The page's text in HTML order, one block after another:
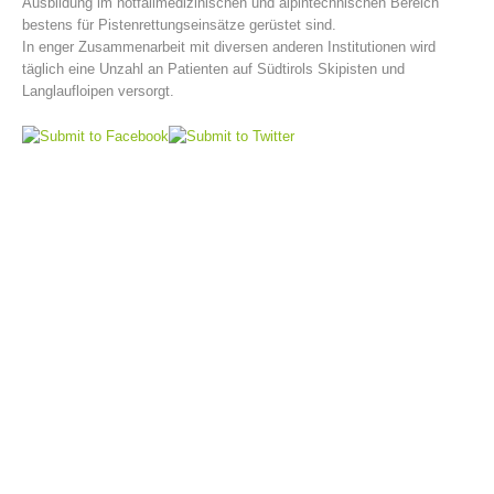
bestens für Pistenrettungseinsätze gerüstet sind.
In enger Zusammenarbeit mit diversen anderen Institutionen wird
täglich eine Unzahl an Patienten auf Südtirols Skipisten und
Langlaufloipen versorgt.